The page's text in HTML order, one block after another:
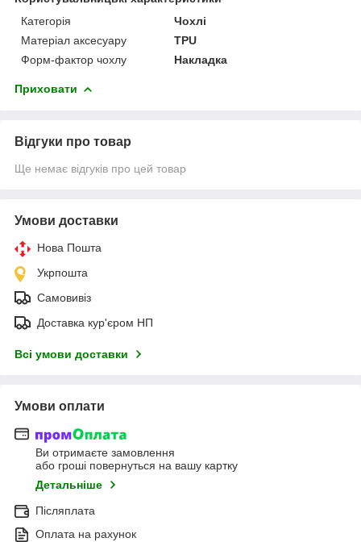
Категорія
Чохлі
Матеріал аксесуару
TPU
Форм-фактор чохлу
Накладка
Приховати
Відгуки про товар
Ще немає відгуків про цей товар
Умови доставки
Нова Пошта
Укрпошта
Самовивіз
Доставка кур'єром НП
Всі умови доставки
Умови оплати
Ви отримаєте замовлення
або гроші повернуться на вашу картку
Детальніше
Післяплата
Оплата на рахунок